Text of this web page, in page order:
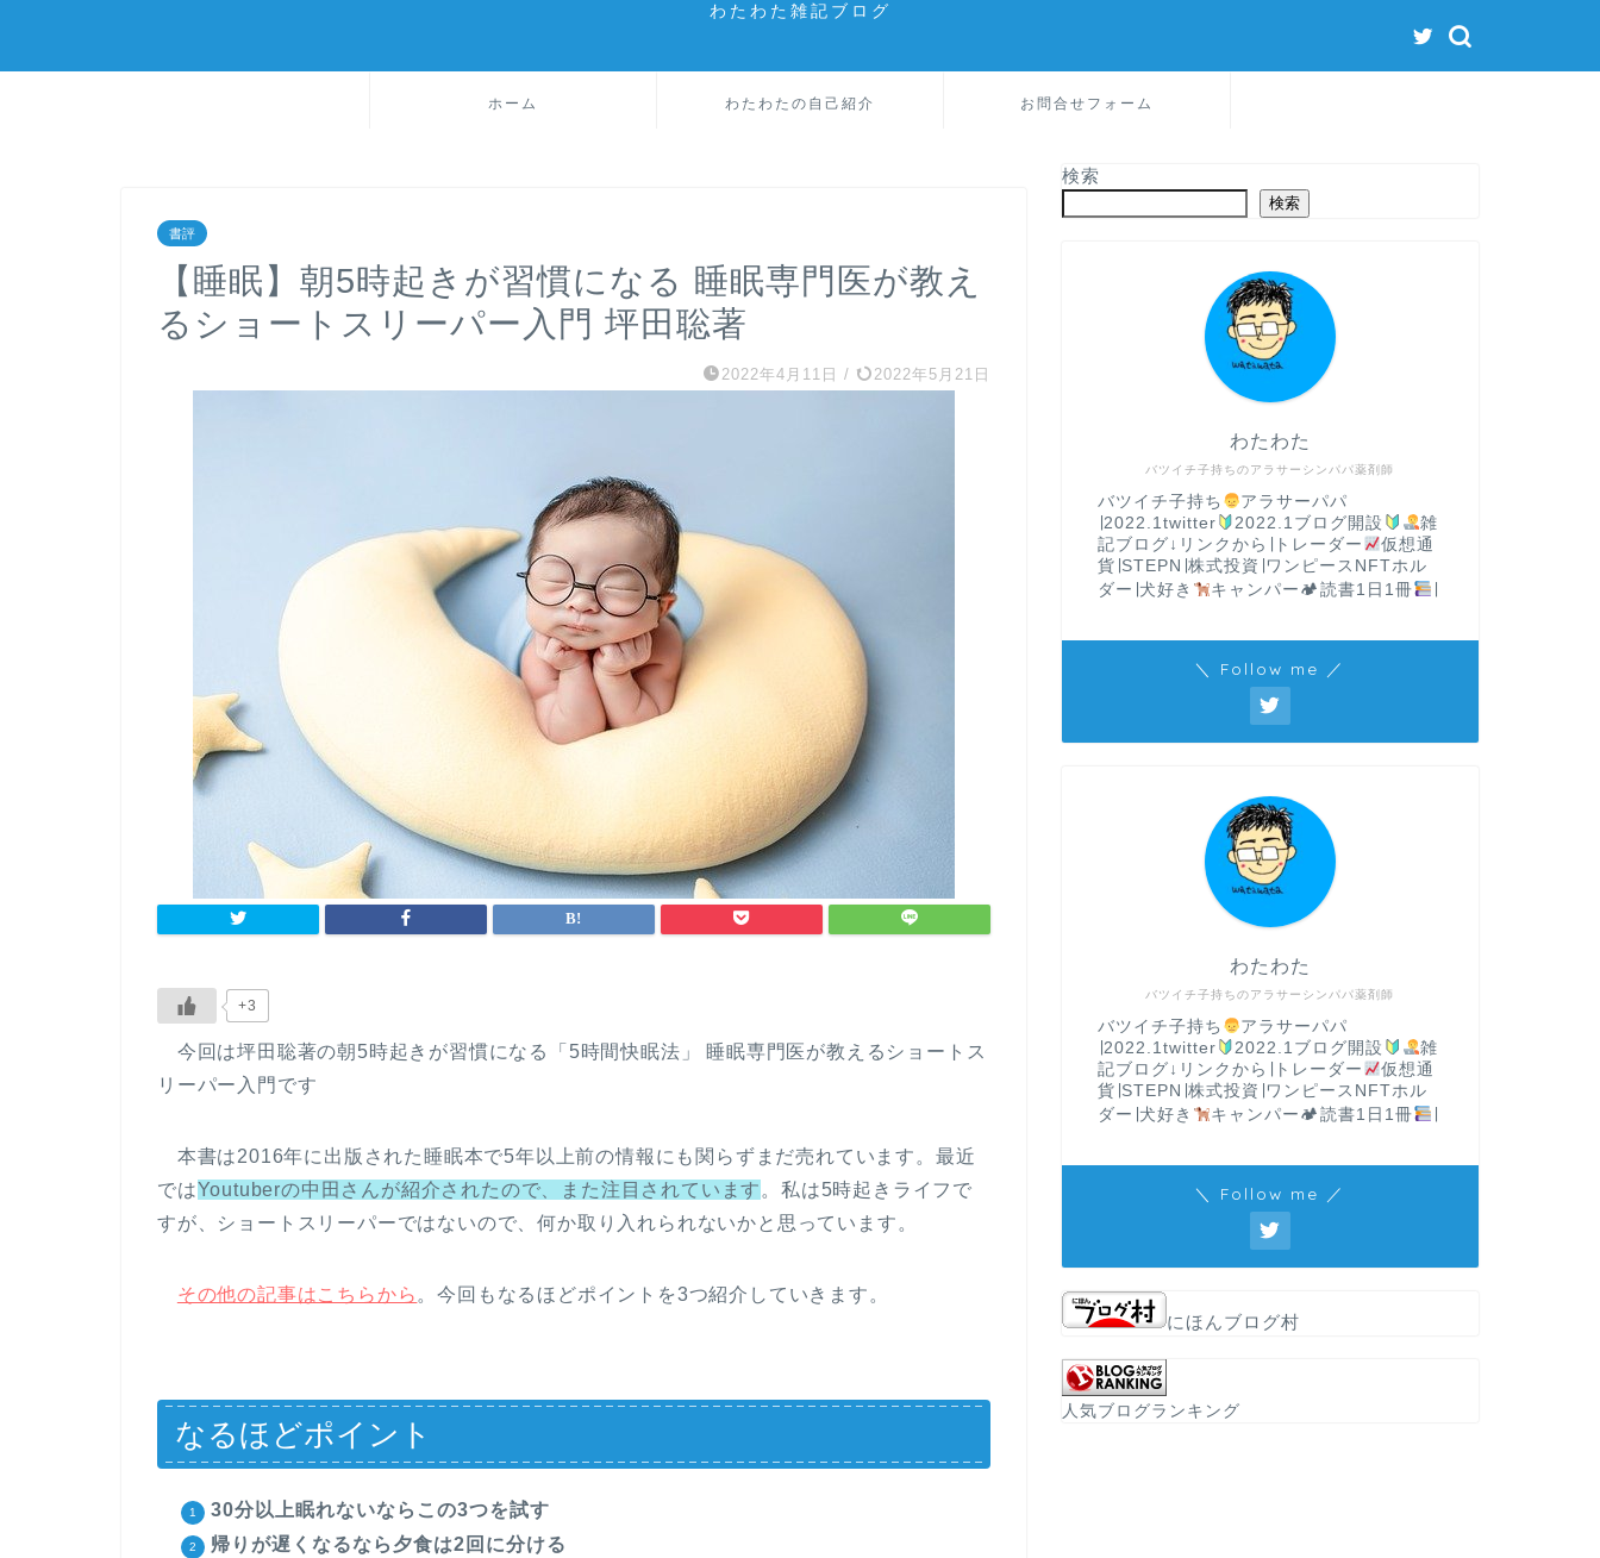
わたわた雑記ブログ
ホーム わたわたの自己紹介 お問合せフォーム
書評
【睡眠】朝5時起きが習慣になる 睡眠専門医が教え
るショートスリーパー入門 坪田聡著
2022年4月11日 / 2022年5月21日
+3
今回は坪田聡著の朝5時起きが習慣になる「5時間快眠法」 睡眠専門医が教えるショートス
リーパー入門です
本書は2016年に出版された睡眠本で5年以上前の情報にも関らずまだ売れています。最近
ではYoutuberの中田さんが紹介されたので、また注目されています 。私は5時起きライフで
すが、ショートスリーパーではないので、何か取り入れられないかと思っています。
その他の記事はこちらから 。今回もなるほどポイントを3つ紹介していきます。
なるほどポイント
30分以上眠れないならこの3つを試す
帰りが遅くなるなら夕食は2回に分ける
検索
検索
バツイチ子持ちのアラサーシンパパ薬剤師
わたわた
バツイチ子持ち
アラサーパパ
∣2022.1twitter
2022.1ブログ開設
雑
記ブログ↓リンクから∣トレーダー
仮想通
貨∣STEPN∣株式投資∣ワンピースNFTホル
ダー∣犬好き
キャンパー🏕読書1日1冊
＼ Follow me ／
バツイチ子持ちのアラサーシンパパ薬剤師
わたわた
バツイチ子持ち
アラサーパパ
∣2022.1twitter
2022.1ブログ開設
雑
記ブログ↓リンクから∣トレーダー
仮想通
貨∣STEPN∣株式投資∣ワンピースNFTホル
ダー∣犬好き
キャンパー🏕読書1日1冊
＼ Follow me ／
にほんブログ村
人気ブログランキング